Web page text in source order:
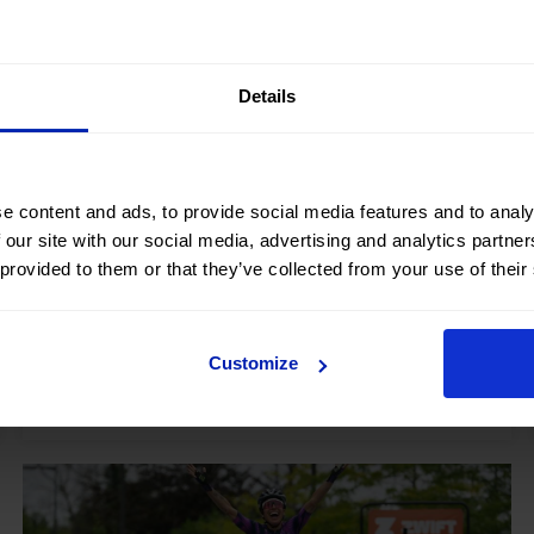
Details
content and ads, to provide social media features and to
site with our social media, advertising and analytics
to them or that they’ve collected from your use of
Customize
Vuelven las píldoras formativas con OK Team,
Aug 14, 2025 NOTICIAS, OK Team
Los miembros de OK Team han participado en una
desarrollo profesional y el impulso del talento interno.